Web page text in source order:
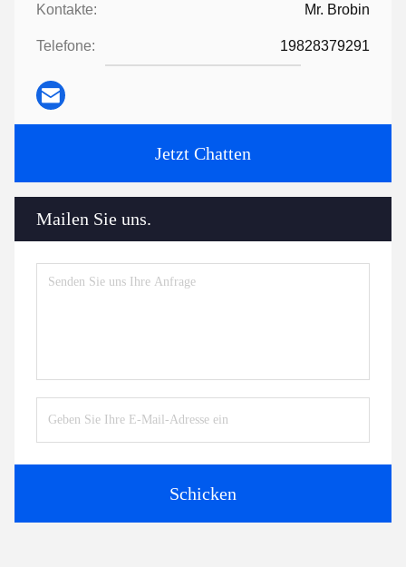
Kontakte: Mr. Brobin
Telefone: 19828379291
Jetzt Chatten
Mailen Sie uns.
Schicken